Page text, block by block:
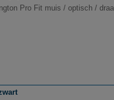
Pro Fit muis / optisch /